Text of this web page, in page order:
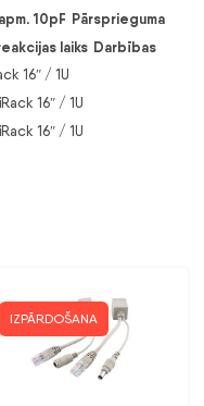
apm. 10pF Pārsprieguma
laiks Darbības
16″ / 1U
Rack 16″ / 1U
Rack 16″ / 1U
IZPĀRDOŠANA